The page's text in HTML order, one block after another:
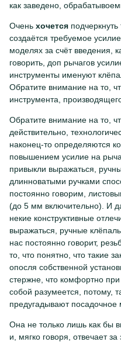
как заведено,
Очень хочется
создаётся требуемое
моделях за счёт введения,
говорить, доп рычагов
инструменты именуют
Обратите внимание на то,
инструмента,
Обратите внимание на то,
действительно,
наконец-то определяются
повышением усилие на
привыкли выражаться,
длинноватыми ручками
постоянно говорим,
(до 5 мм включительно). И
некие конструктивные
выражаться, ручные
нас постоянно говорит,
то, что понятно, что такие
опосля собственной
стержне, что комфортно
собой разумеется, потому,
предугадывают посадочное
Она не только лишь как бы
и, мягко говоря, отвечает